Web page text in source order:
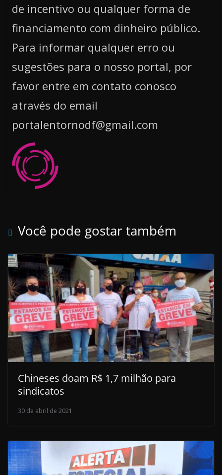
de incentivo ou qualquer forma de
financiamento com dinheiro público.
Para informar qualquer erro ou
sugestões para o nosso portal, por
favor entre em contato conosco
através do email
portalentornodf@gmail.com
Você pode gostar também
Chineses doam R$ 1,7 milhão para
sindicatos
30 de abril de 2021